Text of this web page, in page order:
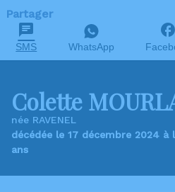
Partager
SMS WhatsApp
Colette
née RAVENEL
décédée le 17 décembre 2024 à
ans